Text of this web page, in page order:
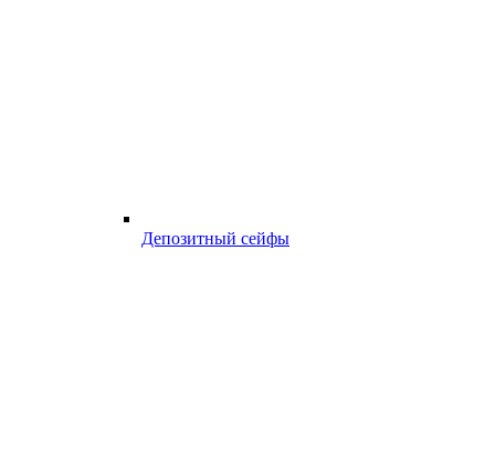
Депозитный сейфы